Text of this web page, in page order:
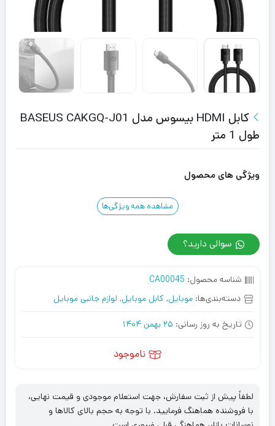
کابل HDMI بیسوس مدل BASEUS CAKGQ-J01
طول 1 متر
ویژگی های محصول
مشاهده همه ویژگی‌ها
سوالی دارید؟
شناسه محصول: CA00045
دسته‌بندی‌ها: موبایل, کابل موبایل, لوازم جانبی موبایل
تاریخ به روز رسانی: 25 بهمن 1404
ناموجود
لطفاً پیش از ثبت سفارش، جهت استعلام موجودی و قیمت نهایی،
با فروشنده هماهنگ فرمایید. با توجه به حجم بالای کالاها و